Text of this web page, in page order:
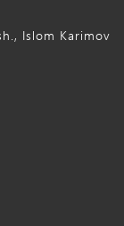
Islom Karimov